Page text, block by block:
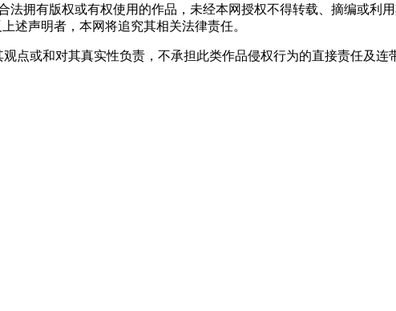
法拥有版权或有权使用的作品，未经本网授权不得转载、摘编或利
述声明者，本网将追究其相关法律责任。
点或和对其真实性负责，不承担此类作品侵权行为的直接责任及连